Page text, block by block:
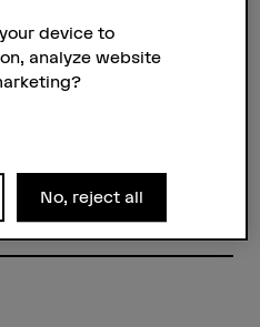
device to
analyze website
No, reject all